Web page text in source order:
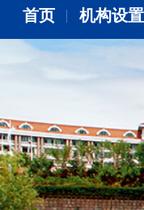
首页 机构设置